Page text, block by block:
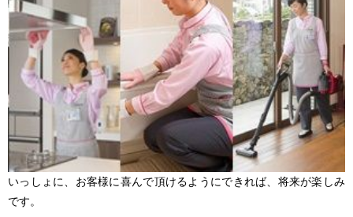
いっしょに、お客様に喜んで頂けるようにできれば、将来が楽しみ
です。